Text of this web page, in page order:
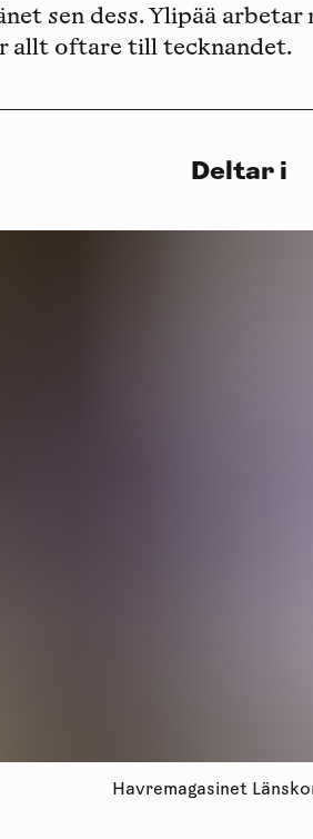
sen dess. Ylipää
allt oftare till tecknandet.
Deltar i
Havremagasinet